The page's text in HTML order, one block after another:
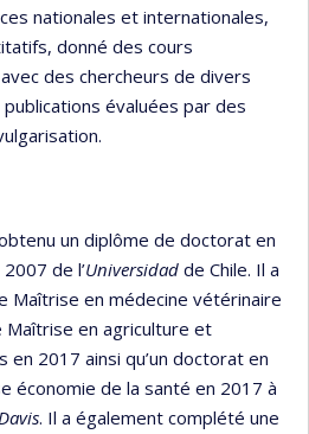
nationales et internationales,
donné des cours
des chercheurs de divers
évaluées par des
un diplôme de doctorat en
de l’Universidad de Chile. Il a
Maîtrise en médecine vétérinaire
en agriculture et
2017 ainsi qu’un doctorat en
économie de la santé en 2017 à
. Il a également complété une